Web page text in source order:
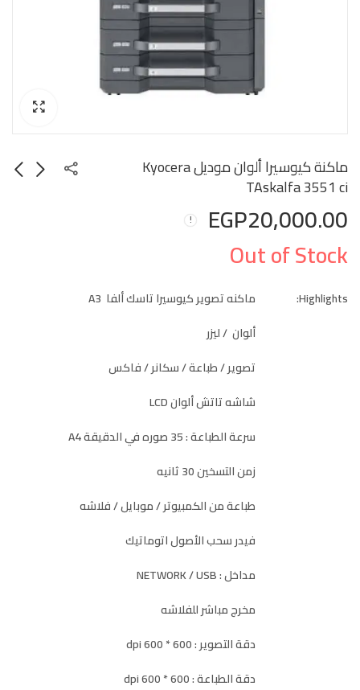
ماكنة كيوسيرا ألوان موديل Kyocera
TAskalfa 3551 ci
EGP20,000.00
Out of Stock
Highlights:
ماكنه تصوير كيوسيرا تاسك ألفا A3
ألوان / ليزر
تصوير / طباعة / سكانر / فاكس
شاشه تاتش ألوان LCD
سرعة الطباعة : 35 صوره في الدقيقة A4
زمن التسخين 30 ثانيه
طباعة من الكمبيوتر / موبايل / فلاشه
فيدر سحب الأصول اتوماتيك
مداخل : NETWORK / USB
مخرج مباشر للفلاشه
دقة التصوير : 600 * 600 dpi
دقة الطباعة : 600 * 600 dpi